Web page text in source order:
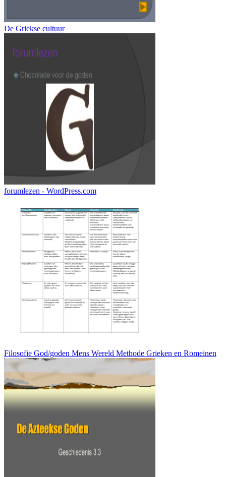
De Griekse cultuur
forumlezen - WordPress.com
Filosofie God/goden Mens Wereld Methode Grieken en Romeinen